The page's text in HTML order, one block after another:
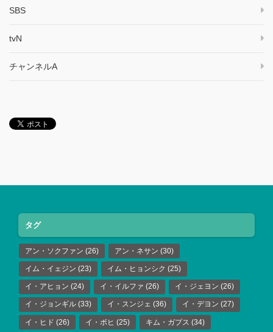
SBS
tvN
チャンネルA
タグ
アン・ソクファン (26) アン・ネサン (30)
イム・イェジン (23) イム・ヒョンシク (25)
イ・アヒョン (24) イ・イルファ (26) イ・ジェヨン (26)
イ・ジョンギル (33) イ・スンジェ (36) イ・デヨン (27)
イ・ヒド (26) イ・ボヒ (25) キム・ガプス (34)